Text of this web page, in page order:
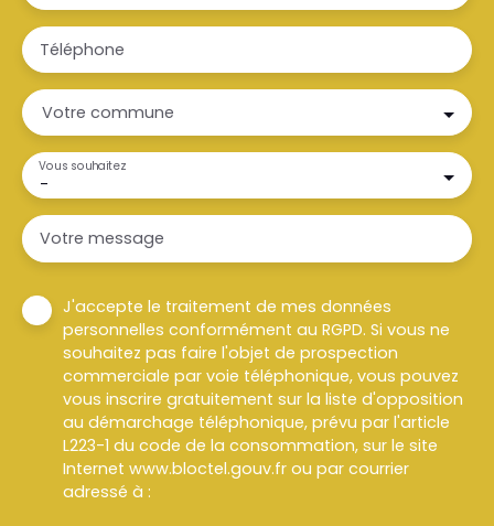
Téléphone
Votre commune
-
Vous souhaitez
Votre message
J'accepte le traitement de mes données
personnelles conformément au RGPD. Si vous ne
souhaitez pas faire l'objet de prospection
commerciale par voie téléphonique, vous pouvez
vous inscrire gratuitement sur la liste d'opposition
au démarchage téléphonique, prévu par l'article
L223-1 du code de la consommation, sur le site
Internet www.bloctel.gouv.fr ou par courrier
adressé à :